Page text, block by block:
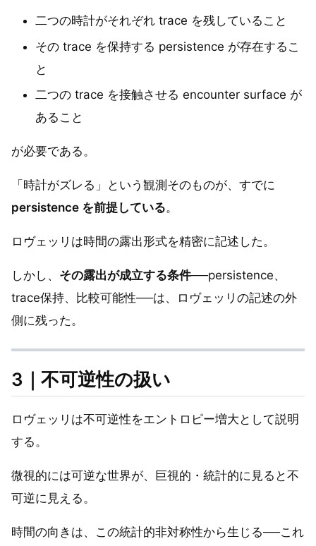
二つの時計がそれぞれ trace を残していること
その trace を保持する persistence が存在するこ
と
二つの trace を接触させる encounter surface が
あること
が必要である。
「時計がズレる」という観測そのものが、すでに
persistence を前提している。
ロヴェッリは時間の露出形式を精密に記述した。
しかし、 その露出が成立する条件──persistence、
trace保持、比較可能性──は、ロヴェッリの記述の外
側に残った。
3｜不可逆性の扱い
ロヴェッリは不可逆性をエントロピー増大として説明
する。
微視的には可逆な世界が、巨視的・統計的に見ると不
可逆に見える。
時間の向きは、この統計的非対称性から生じる──これ